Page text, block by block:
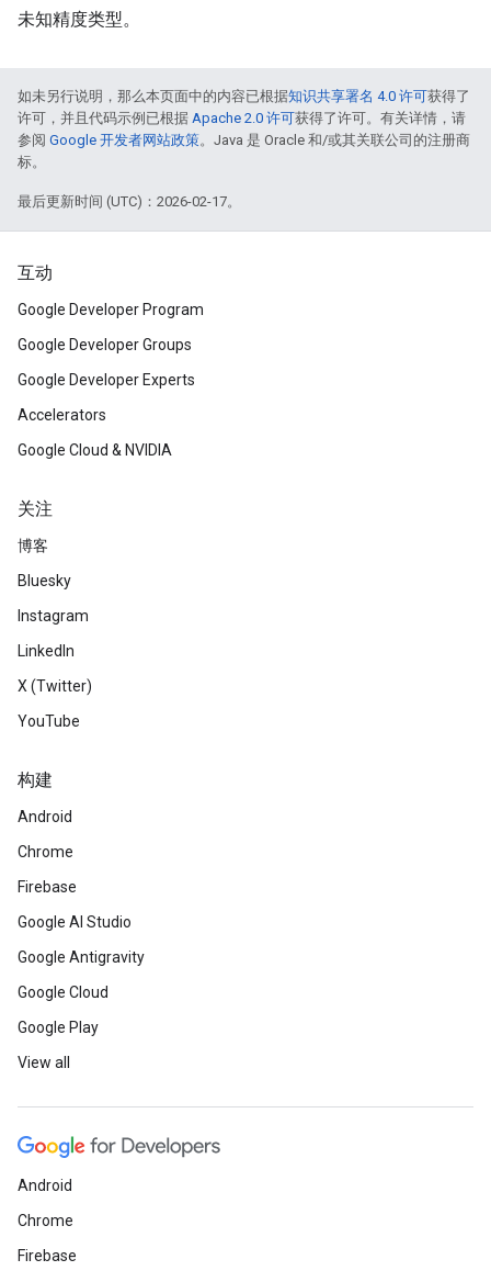
未知精度类型。
如未另行说明，那么本页面中的内容已根据知识共享署名 4.0 许可获得了
许可，并且代码示例已根据 Apache 2.0 许可获得了许可。有关详情，请
参阅 Google 开发者网站政策。Java 是 Oracle 和/或其关联公司的注册商
标。
最后更新时间 (UTC)：2026-02-17。
互动
Google Developer Program
Google Developer Groups
Google Developer Experts
Accelerators
Google Cloud & NVIDIA
关注
博客
Bluesky
Instagram
LinkedIn
X (Twitter)
YouTube
构建
Android
Chrome
Firebase
Google AI Studio
Google Antigravity
Google Cloud
Google Play
View all
Android
Chrome
Firebase